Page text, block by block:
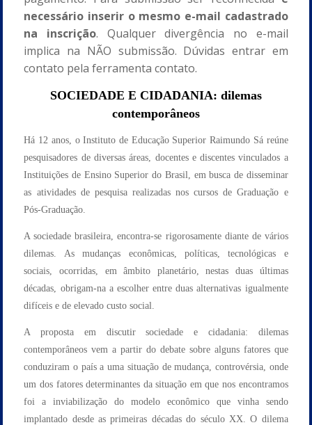
necessário inserir o mesmo e-mail cadastrado
na inscrição. Qualquer divergência no e-mail
implica na NÃO submissão. Dúvidas entrar em
contato pela ferramenta contato.
SOCIEDADE E CIDADANIA: dilemas
contemporâneos
Há 12 anos, o Instituto de Educação Superior Raimundo Sá reúne
pesquisadores de diversas áreas, docentes e discentes vinculados a
Instituições de Ensino Superior do Brasil, em busca de disseminar
as atividades de pesquisa realizadas nos cursos de Graduação e
Pós-Graduação.
A sociedade brasileira, encontra-se rigorosamente diante de vários
dilemas. As mudanças econômicas, políticas, tecnológicas e
sociais, ocorridas, em âmbito planetário, nestas duas últimas
décadas, obrigam-na a escolher entre duas alternativas igualmente
difíceis e de elevado custo social.
A proposta em discutir sociedade e cidadania: dilemas
contemporâneos vem a partir do debate sobre alguns fatores que
conduziram o país a uma situação de mudança, controvérsia, onde
um dos fatores determinantes da situação em que nos encontramos
foi a inviabilização do modelo econômico que vinha sendo
implantado desde as primeiras décadas do século XX. O dilema